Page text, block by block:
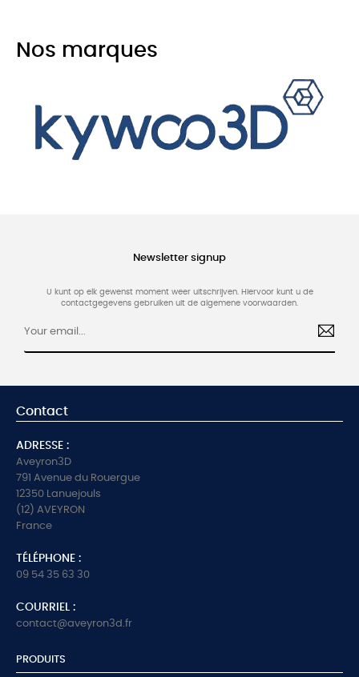
Nos marques
Newsletter signup
U kunt op elk gewenst moment weer uitschrijven. Hiervoor kunt u de
contactgegevens gebruiken uit de algemene voorwaarden.
Contact
ADRESSE :
Aveyron3D
791 Avenue du Rouergue
12350 Lanuejouls
(12) AVEYRON
France
TÉLÉPHONE :
09 54 35 63 30
COURRIEL :
contact@aveyron3d.fr
PRODUITS